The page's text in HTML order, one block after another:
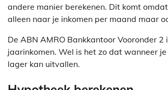
andere manier berekenen. Dit komt
alleen naar je inkomen per maand maar
De ABN AMRO Bankkantoor Vooronder
jaarinkomen. Wel is het zo dat wanneer
lager kan uitvallen.